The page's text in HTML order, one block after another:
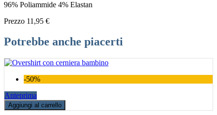
96% Poliammide 4% Elastan
Prezzo 11,95 €
Potrebbe anche piacerti
-50%
Anteprima
Aggiungi al carrello